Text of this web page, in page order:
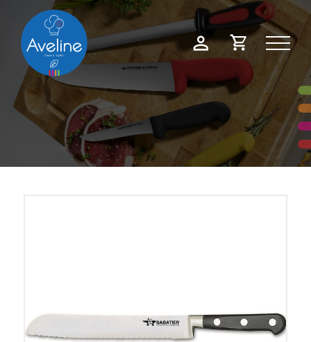
Mon
compte
Demande
devis
Panneau de gestion des cookies